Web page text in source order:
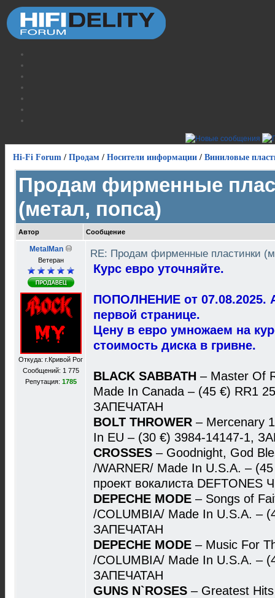
Hi-Fi Forum / Продам / Носители информации / Виниловые
Продам фирменные
(метал, попса)
Автор Сообщение
MetalMan
Ветеран
Откуда: г.Кривой Рог
Сообщений: 1 775
Репутация: 1785
RE: Продам фирменные пластинки
Курс евро уточняйте.
ПОПОЛНЕНИЕ от 07.08.2025.
первой странице.
Цену в евро умножаем на
стоимость диска в гривне.
BLACK SABBATH – Master Of
Made In Canada – (45 €) RR1
ЗАПЕЧАТАН
BOLT THROWER – Mercenary
In EU – (30 €) 3984-14147-1,
CROSSES – Goodnight, God
/WARNER/ Made In U.S.A. –
проект вокалиста
DEPECHE MODE – Songs of
/COLUMBIA/ Made In U.S.A. –
ЗАПЕЧАТАН
DEPECHE MODE – Music For
/COLUMBIA/ Made In U.S.A. –
ЗАПЕЧАТАН
GUNS N`ROSES – Greatest